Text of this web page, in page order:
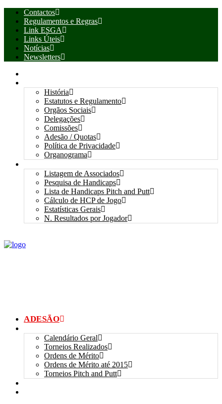
Contactos
Regulamentos e Regras
Link ESGA
Links Úteis
Notícias
Newsletters
História
Estatutos e Regulamento
Orgãos Sociais
Delegações
Comissões
Adesão / Quotas
Política de Privacidade
Organograma
Listagem de Associados
Pesquisa de Handicaps
Lista de Handicaps Pitch and Putt
Cálculo de HCP de Jogo
Estatísticas Gerais
N. Resultados por Jogador
ADESÃO
Calendário Geral
Torneios Realizados
Ordens de Mérito
Ordens de Mérito até 2015
Torneios Pitch and Putt